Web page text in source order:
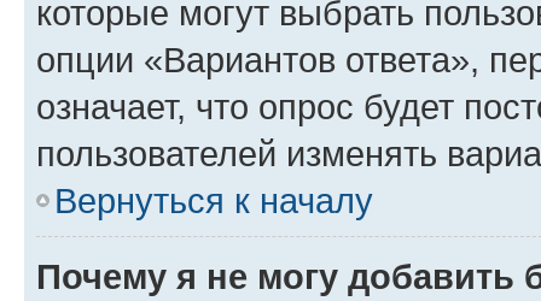
которые могут выбрать
опции «Вариантов ответа»,
означает, что опрос будет
пользователей изменять
Вернуться к началу
Почему я не могу добавить